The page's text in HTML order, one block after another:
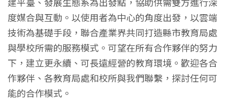
建平臺、發展生態系為出發點，協助供需雙方進行深
度媒合與互動。以使用者為中心的角度出發，以雲端
技術為基礎手段，聯合產業界共同打造縣市教育局處
與學校所需的服務模式。可望在所有合作夥伴的努力
下，建立更永續、可長遠經營的教育環境。歡迎各合
作夥伴、各教育局處和校所與我們聯繫，探討任何可
能的合作模式。